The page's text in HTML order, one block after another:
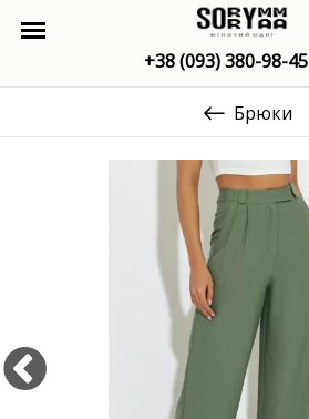
+38 (093) 380-98-45
Брюки